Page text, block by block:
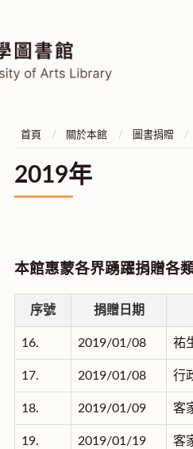
首頁 關於本館 圖書捐贈
2019年
本館惠蒙各界踴躍捐贈各
序號 捐贈日期
16. 2019/01/08 祐
17. 2019/01/08 行
18. 2019/01/09 客
19. 2019/01/19 客